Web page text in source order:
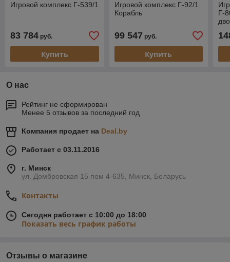
Игровой комплекс Г-539/1
83 784 руб.
Купить
Игровой комплекс Г-92/1
Корабль
99 547 руб.
Купить
Г-
О нас
Рейтинг не сформирован
Менее 5 отзывов за последний год
Компания продает на Deal.by
Работает с 03.11.2016
г. Минск
ул. Домбровская 15 пом 4-635, Минск, Беларусь
Контакты
Сегодня работает с 10:00 до 18:00
Показать весь график работы
Отзывы о магазине